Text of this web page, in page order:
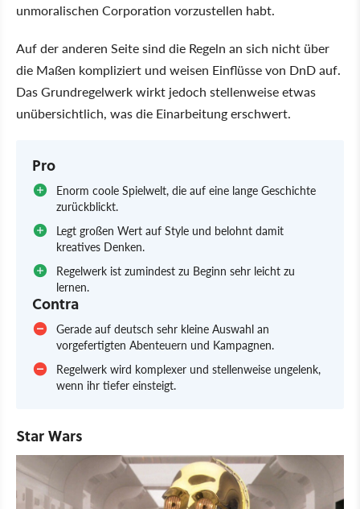
unmoralischen Corporation vorzustellen habt.
Auf der anderen Seite sind die Regeln an sich nicht über
die Maßen kompliziert und weisen Einflüsse von DnD auf.
Das Grundregelwerk wirkt jedoch stellenweise etwas
unübersichtlich, was die Einarbeitung erschwert.
Pro
Enorm coole Spielwelt, die auf eine lange Geschichte
zurückblickt.
Legt großen Wert auf Style und belohnt damit
kreatives Denken.
Regelwerk ist zumindest zu Beginn sehr leicht zu
lernen.
Contra
Gerade auf deutsch sehr kleine Auswahl an
vorgefertigten Abenteuern und Kampagnen.
Regelwerk wird komplexer und stellenweise ungelenk,
wenn ihr tiefer einsteigt.
Star Wars